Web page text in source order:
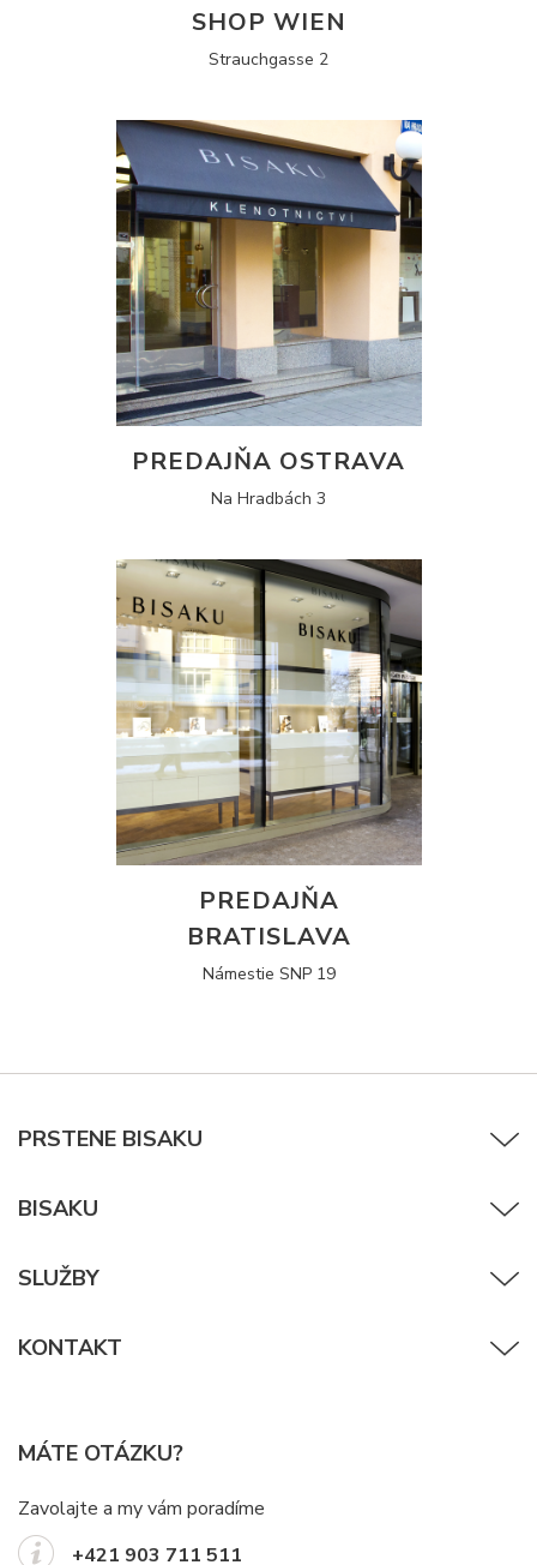
SHOP WIEN
Strauchgasse 2
PREDAJŇA OSTRAVA
Na Hradbách 3
PREDAJŇA
BRATISLAVA
Námestie SNP 19
PRSTENE BISAKU
BISAKU
SLUŽBY
KONTAKT
MÁTE OTÁZKU?
Zavolajte a my vám poradíme
+421 903 711 511